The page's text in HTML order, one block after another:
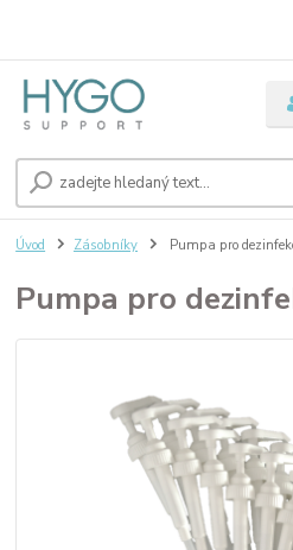
Úvod Zásobníky Pumpa pro
Pumpa pro